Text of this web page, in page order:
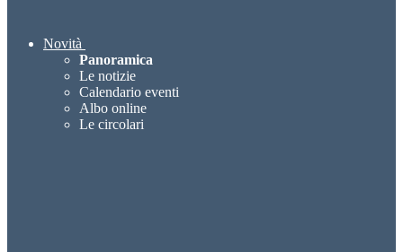
Novità
Panoramica
Le notizie
Calendario eventi
Albo online
Le circolari